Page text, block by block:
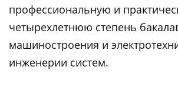
профессиональную и
четырехлетнюю степень
машиностроения и
инженерии систем.